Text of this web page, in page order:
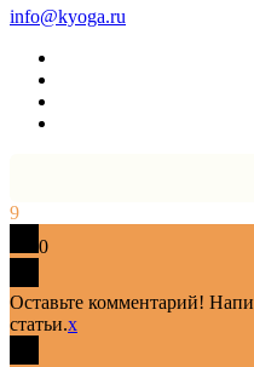
info@kyoga.ru
9
0
Оставьте комментарий!
статьи.x